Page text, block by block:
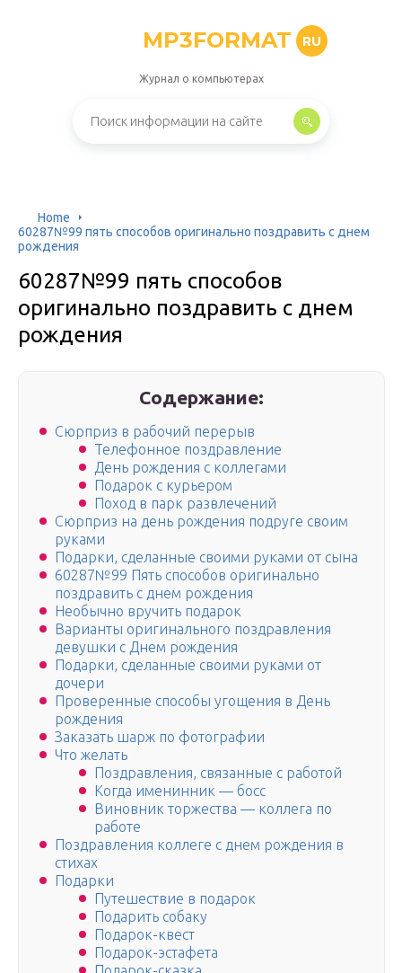
MP3FORMAT RU
Журнал о компьютерах
Home
60287№99 пять способов оригинально поздравить с днем
рождения
60287№99 пять способов
оригинально поздравить с днем
рождения
Содержание:
Сюрприз в рабочий перерыв
Телефонное поздравление
День рождения с коллегами
Подарок с курьером
Поход в парк развлечений
Сюрприз на день рождения подруге своим
руками
Подарки, сделанные своими руками от сына
60287№99 Пять способов оригинально
поздравить с днем рождения
Необычно вручить подарок
Варианты оригинального поздравления
девушки с Днем рождения
Подарки, сделанные своими руками от
дочери
Проверенные способы угощения в День
рождения
Заказать шарж по фотографии
Что желать
Поздравления, связанные с работой
Когда именинник — босс
Виновник торжества — коллега по
работе
Поздравления коллеге с днем рождения в
стихах
Подарки
Путешествие в подарок
Подарить собаку
Подарок-квест
Подарок-эстафета